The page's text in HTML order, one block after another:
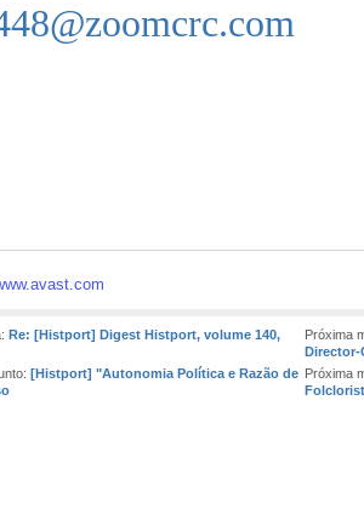
Re: [Histport] Digest Histport, volume 140,
Próxima
Director-
[Histport] "Autonomia Política e Razão de Próxima